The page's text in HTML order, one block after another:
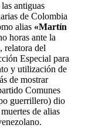
antiguas
de Colombia
alias «Martín
horas ante la
, relatora del
Especial para
y utilización de
de mostrar
Comunes
guerrillero) dio
de alias